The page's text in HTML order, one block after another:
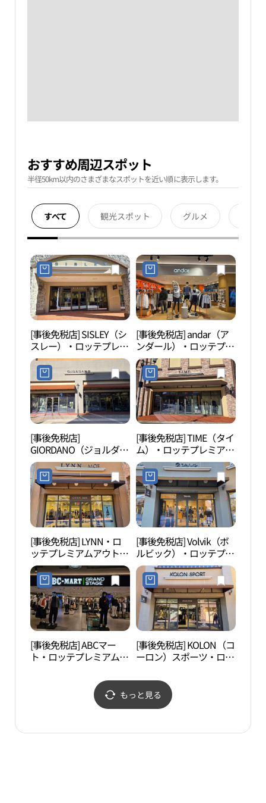
おすすめ周辺スポット
半径50km以内のさまざまなスポットを近い順に表示します。
すべて 観光スポット グルメ
[事後免税店] SISLEY（シ
スレー）・ロッテプレミ
アムアウトレットキフン
（器興）店(시슬리 롯데
프리미엄아울렛 기흥점)
[事後免税店] andar（ア
ンダール）・ロッテプレ
ミアムアウトレットキフ
ン（器興）店(안다르 롯
데프리미엄아울렛 기흥
점)
[事後免税店]
GIORDANO（ジョルダー
ノ）・ロッテプレミアム
アウトレットキフン（器
興）店(지오다노 롯데프
리미엄아울렛 기흥점)
[事後免税店] TIME（タイ
ム）・ロッテプレミアム
アウトレットキフン（器
興）店(타임옴므 롯데프
리미엄아울렛 기흥점)
[事後免税店] LYNN・ロ
ッテプレミアムアウトレ
ットキフン（器興）店
(린 롯데프리미엄아울렛
기흥점)
[事後免税店] Volvik（ボ
ルビック）・ロッテプレ
ミアムアウトレットキフ
ン（器興）店(볼빅 롯데
프리미엄아울렛 기흥점)
[事後免税店] ABCマー
ト・ロッテプレミアムア
興）店(ABC마트 GS 롯데
프리미엄아울렛 기흥점)
[事後免税店] KOLON（コ
ーロン）スポーツ・ロッ
トキフン（器興）店(코
오롱스포츠 롯데프리미
엄아울렛 기흥점)
もっと見る